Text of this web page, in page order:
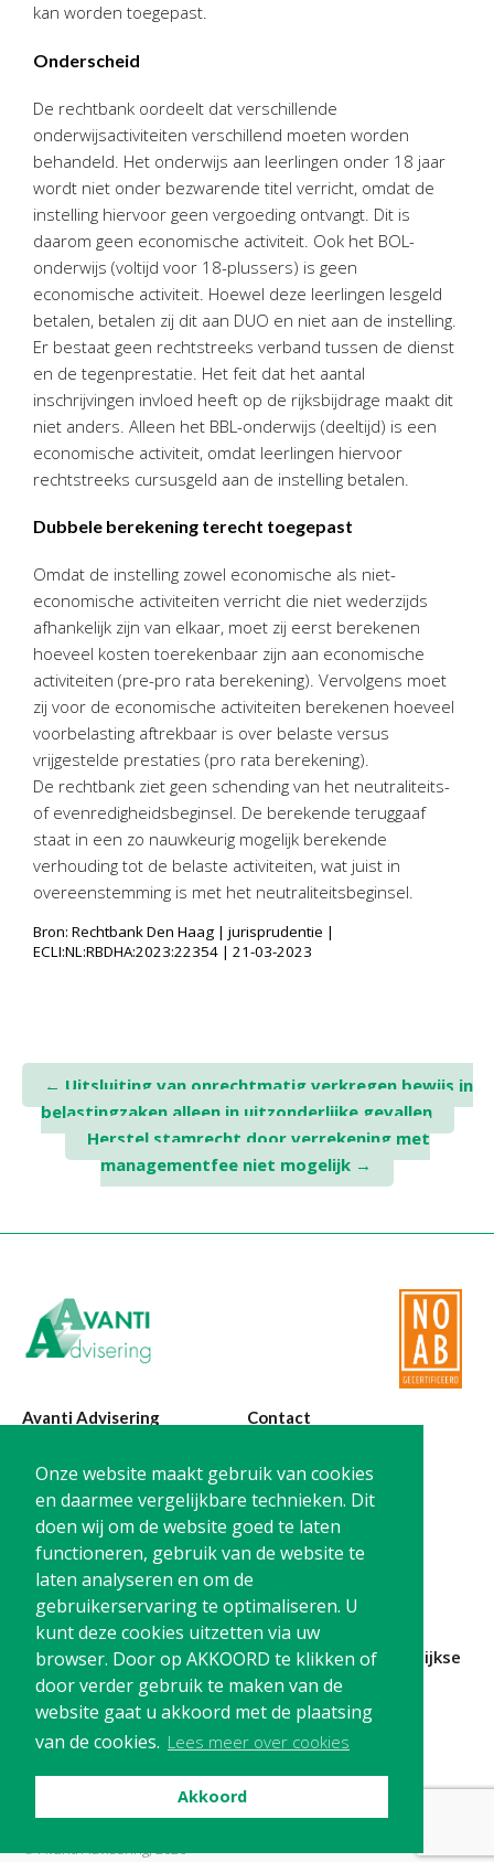
Onze website maakt gebruik van cookies
en daarmee vergelijkbare technieken. Dit
doen wij om de website goed te laten
functioneren, gebruik van de website te
laten analyseren en om de
gebruikerservaring te optimaliseren. U
kunt deze cookies uitzetten via uw
browser. Door op AKKOORD te klikken of
door verder gebruik te maken van de
website gaat u akkoord met de plaatsing
van de cookies. Lees meer over cookies
Akkoord
kan worden toegepast.
Onderscheid
De rechtbank oordeelt dat verschillende
onderwijsactiviteiten verschillend moeten worden
behandeld. Het onderwijs aan leerlingen onder 18 jaar
wordt niet onder bezwarende titel verricht, omdat de
instelling hiervoor geen vergoeding ontvangt. Dit is
daarom geen economische activiteit. Ook het BOL-
onderwijs (voltijd voor 18-plussers) is geen
economische activiteit. Hoewel deze leerlingen lesgeld
betalen, betalen zij dit aan DUO en niet aan de instelling.
Er bestaat geen rechtstreeks verband tussen de dienst
en de tegenprestatie. Het feit dat het aantal
inschrijvingen invloed heeft op de rijksbijdrage maakt dit
niet anders. Alleen het BBL-onderwijs (deeltijd) is een
economische activiteit, omdat leerlingen hiervoor
rechtstreeks cursusgeld aan de instelling betalen.
Dubbele berekening terecht toegepast
Omdat de instelling zowel economische als niet-
economische activiteiten verricht die niet wederzijds
afhankelijk zijn van elkaar, moet zij eerst berekenen
hoeveel kosten toerekenbaar zijn aan economische
activiteiten (pre-pro rata berekening). Vervolgens moet
zij voor de economische activiteiten berekenen hoeveel
voorbelasting aftrekbaar is over belaste versus
vrijgestelde prestaties (pro rata berekening).
De rechtbank ziet geen schending van het neutraliteits-
of evenredigheidsbeginsel. De berekende teruggaaf
staat in een zo nauwkeurig mogelijk berekende
verhouding tot de belaste activiteiten, wat juist in
overeenstemming is met het neutraliteitsbeginsel.
Bron: Rechtbank Den Haag | jurisprudentie |
ECLI:NL:RBDHA:2023:22354 | 21-03-2023
Post
navigation
← Uitsluiting van onrechtmatig verkregen bewijs in
belastingzaken alleen in uitzonderlijke gevallen
Herstel stamrecht door verrekening met
managementfee niet mogelijk →
Avanti Advisering
Poelstraat 4
1441 RR Purmerend
Contact
T: 0299-420870
@:
info@avanti-
advisering.nl
BTW: NL861212733B01
Blijf op de hoogte en schrijf je in voor onze maandelijkse
nieuwsbrief
Schrijf me in!
© Avanti Advisering, 2026